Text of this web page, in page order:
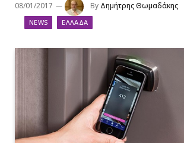
08/01/2017 By Δημήτρης Θωμαδάκης
NEWS ΕΛΛΆΔΑ